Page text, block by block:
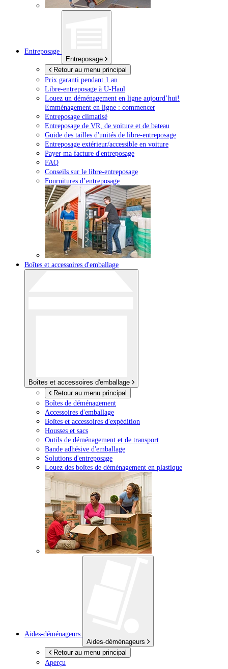
Entreposage
Entreposage
Retour au menu principal
Prix garanti pendant 1 an
Libre-entreposage à U-Haul
Louez un déménagement en ligne aujourd’hui!
Emménagement en ligne : commencer
Entreposage climatisé
Entreposage de VR, de voiture et de bateau
Guide des tailles d'unités de libre-entreposage
Entreposage extérieur/accessible en voiture
Payer ma facture d'entreposage
FAQ
Conseils sur le libre-entreposage
Fournitures d’entreposage
Boîtes et accessoires d'emballage
Boîtes et accessoires d'emballage
Retour au menu principal
Boîtes de déménagement
Accessoires d'emballage
Boîtes et accessoires d'expédition
Housses et sacs
Outils de déménagement et de transport
Bande adhésive d'emballage
Solutions d'entreposage
Louez des boîtes de déménagement en plastique
Aides-déménageurs
Aides-déménageurs
Retour au menu principal
Aperçu